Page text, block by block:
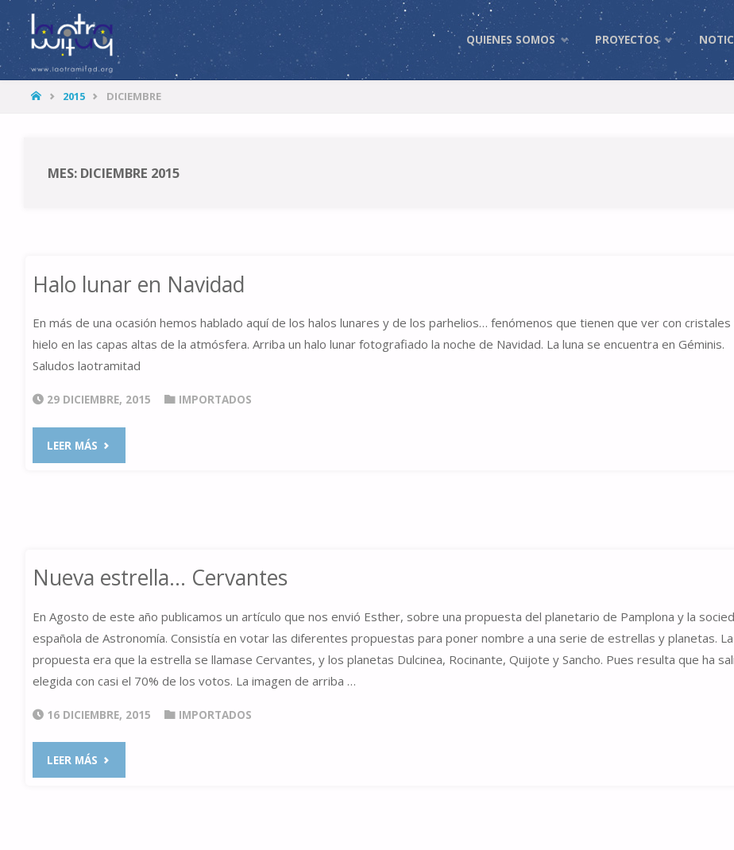
LA
OTRA
MITAD
Skip
to
QUIENES SOMOS PROYECTOS
HOME2015 DICIEMBRE
MES: DICIEMBRE 2015
Halo lunar en Navidad
En más de una ocasión hemos hablado aquí de los halos lunares y de los parhelios… fenómenos que tienen que ver con cristales
hielo en las capas altas de la atmósfera. Arriba un halo lunar fotografiado la noche de Navidad. La luna se encuentra en Géminis.
Saludos laotramitad
29 DICIEMBRE, 2015 IMPORTADOS
LEER MÁS "HALO
Nueva estrella… Cervantes
En Agosto de este año publicamos un artículo que nos envió Esther, sobre una propuesta del planetario de Pamplona y la
española de Astronomía. Consistía en votar las diferentes propuestas para poner nombre a una serie de estrellas y planetas. La
propuesta era que la estrella se llamase Cervantes, y los planetas Dulcinea, Rocinante, Quijote y Sancho. Pues resulta que ha
elegida con casi el 70% de los votos. La imagen de arriba …
16 DICIEMBRE, 2015 IMPORTADOS
LEER MÁS "NUEVA